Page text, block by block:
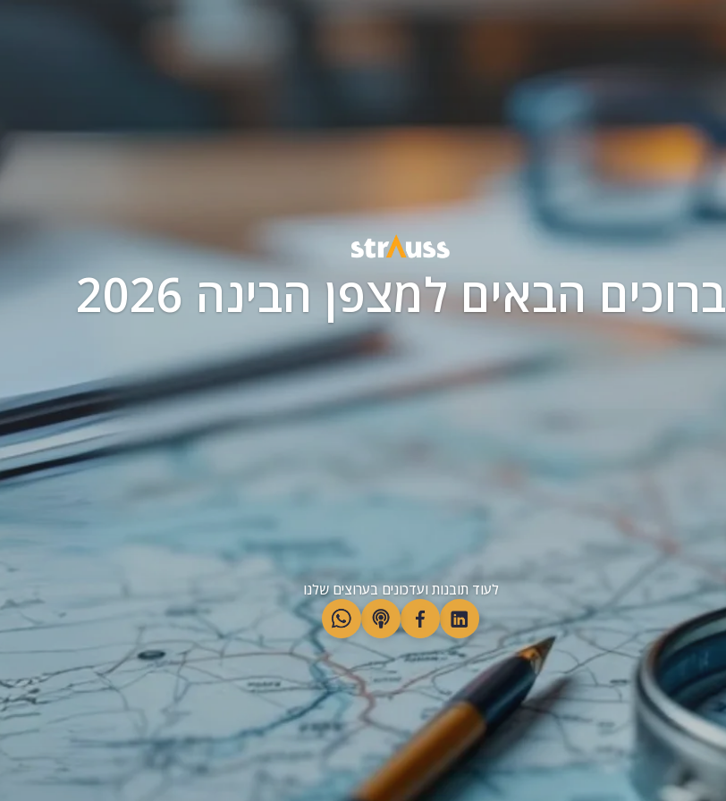
ברוכים הבאים למצפן הבינה 2026
לעוד תובנות ועדכונים בערוצים שלנו